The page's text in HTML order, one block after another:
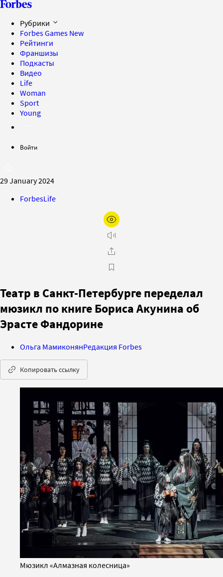
Рубрики
Forbes Games New
Рейтинги
Франшизы
Подкасты
Видео
Life
Woman
Sport
Young
Войти
29 January 2024
ForbesLife
Театр в Санкт-Петербурге переделал
мюзикл по книге Бориса Акунина об
Эрасте Фандорине
Ольга МамиконянРедакция Forbes
Копировать ссылку
Мюзикл «Алмазная колесница»